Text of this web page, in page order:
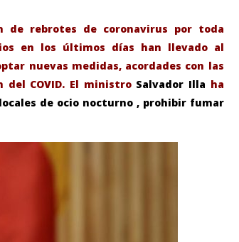
las 20:30
en la
de rebrotes de coronavirus por toda
en los últimos días han llevado al
nuevas medidas, acordades con las
COVID. El ministro Salvador Illa ha
de ocio nocturno , prohibir fumar